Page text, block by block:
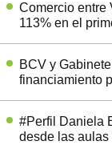
Comercio entre
113% en el
BCV y
financiamiento
#Perfil Daniela
desde las aulas